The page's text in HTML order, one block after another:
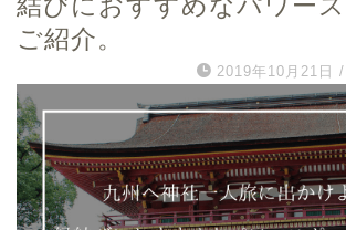
結びにおすすめなパワー
ご紹介。
2019年10月21日 /